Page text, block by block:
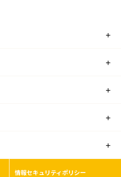
情報セキュリティポリシー